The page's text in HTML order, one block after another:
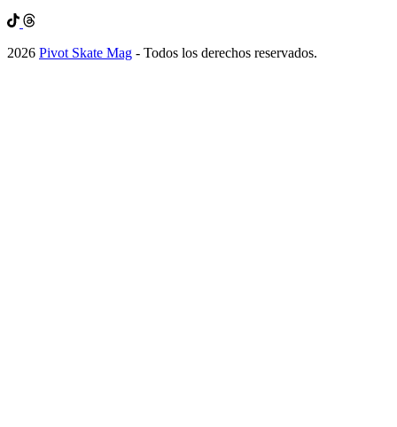
2026 Pivot Skate Mag - Todos los derechos reservados.